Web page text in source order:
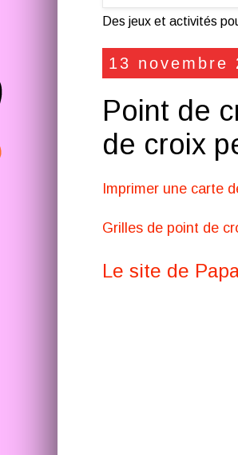
Des jeux et activités
13 novembre
Point de
de croix
Imprimer une carte
Grilles de point de
Le site de